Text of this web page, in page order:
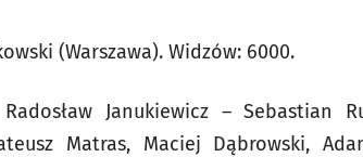
(Warszawa). Widzów: 6000.
Janukiewicz – Sebastian
Matras, Maciej Dąbrowski,